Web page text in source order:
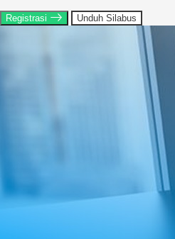
Registrasi Unduh Silabus